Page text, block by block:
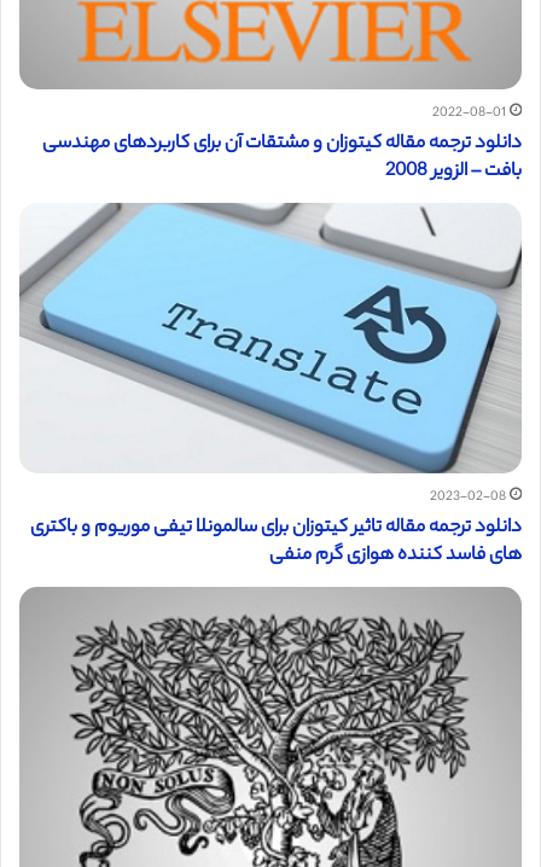
2022-08-01
دانلود ترجمه مقاله کیتوزان و مشتقات آن برای کاربردهای مهندسی
بافت – الزویر 2008
2023-02-08
دانلود ترجمه مقاله تاثیر کیتوزان برای سالمونلا تیفی موریوم و باکتری
های فاسد کننده هوازی گرم منفی